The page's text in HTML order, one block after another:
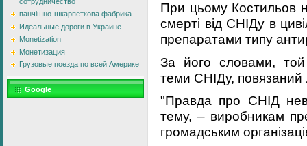
панчішно-шкарпеткова фабрика
Идеальные дороги в Украине
Monetization
Монетизация
Грузовые поезда по всей Америке
Google
При цьому Костильов
смерті від СНІДу в
препаратами типу
За його словами, той
теми СНІДу,
"Правда про СНІД
тему, – виробникам
громадським